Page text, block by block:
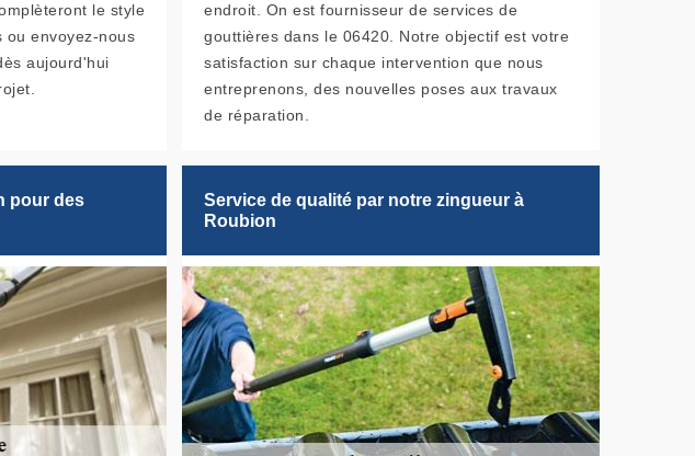
le style
ou envoyez-nous
aujourd'hui
endroit. On est fournisseur de services de
gouttières dans le 06420. Notre objectif est votre
satisfaction sur chaque intervention que nous
entreprenons, des nouvelles poses aux travaux
de réparation.
pour des
Service de qualité par notre zingueur à
Roubion